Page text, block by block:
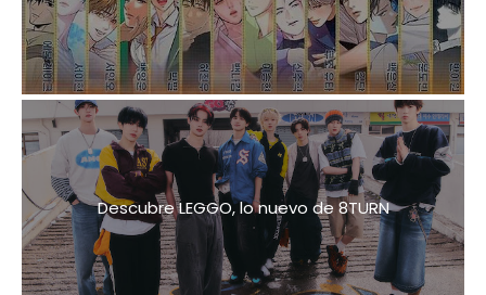
Descubre LEGGO, lo nuevo de 8TURN